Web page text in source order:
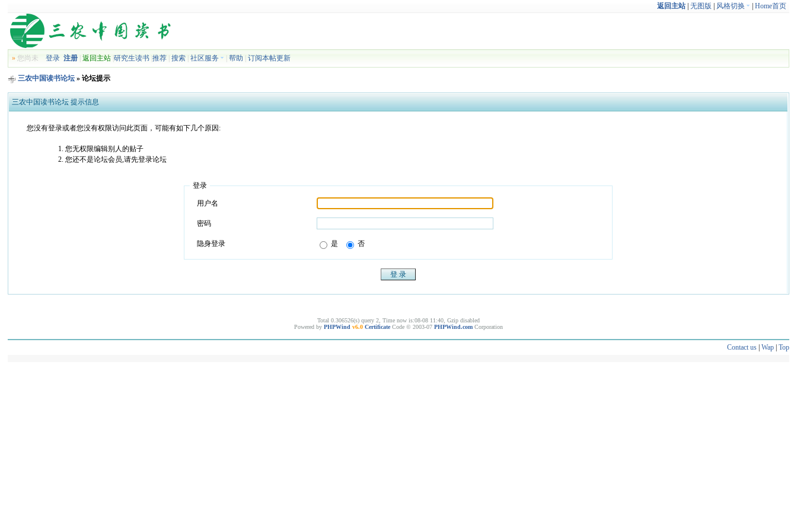
返回主站| 无图版 风格切换 Home首页
» 您尚未登录 注册 |返回主站 |研究生读书 |推荐 |搜索 |社区服务 |帮助 |订阅本帖更新
三农中国读书论坛 » 论坛提示
三农中国读书论坛 提示信息
您没有登录或者您没有权限访问此页面，可能有如下几个原因:
您无权限编辑别人的贴子
您还不是论坛会员,请先登录论坛
登录
用户名
密码
隐身登录 是 否
Total 0.306526(s) query 2, Time now is:08-08 11:40, Gzip disabled
Powered by PHPWind v6.0 Certificate Code © 2003-07 PHPWind.com Corporation
Contact us| Wap| Top